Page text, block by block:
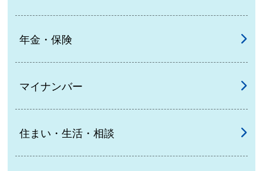
年金・保険
マイナンバー
住まい・生活・相談